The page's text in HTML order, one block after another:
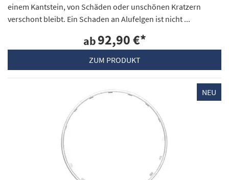
einem Kantstein, von Schäden oder unschönen Kratzern
verschont bleibt. Ein Schaden an Alufelgen ist nicht ...
ab92,90 €*
ZUM PRODUKT
NEU